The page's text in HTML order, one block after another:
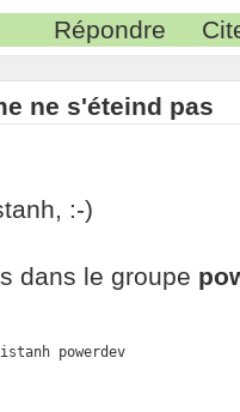
Répondre
ne s'éteind pas
:-)
dans le groupe
powerdev